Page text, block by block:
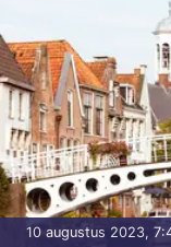
10 augustus 2023,